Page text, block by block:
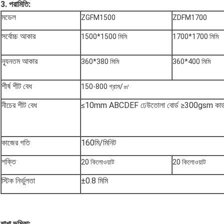
3. পরামিতি:
মডেল
ZGFM1500 ZDFM1700
সর্বোচ্চ আকার 1500*1500 মিমি 1700*1700 মিমি
ন্যূনতম আকার 360*380 মিমি 360*400 মিমি
শীর্ষ শীট বেধ 150-800 গ্রাম/㎡
নীচের শীট বেধ ≤10mm ABCDEF ঢেউতোলা বোর্ড ≥300gsm
কাজের গতি
160মি/মিনিট
শক্তি
20 কিলোওয়াট 20 কিলোওয়াট
স্টিক নির্ভুলতা ±0.8 মিমি